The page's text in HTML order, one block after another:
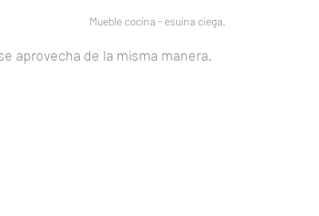
Mueble cocina - esuina ciega.
aprovecha de la misma manera.